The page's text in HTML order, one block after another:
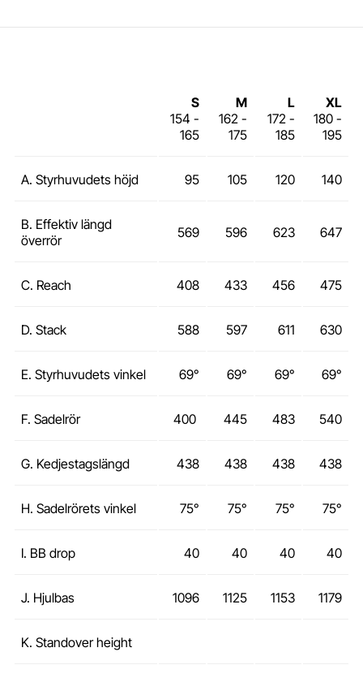
S
154 -
165
M
162 -
175
L
172 -
185
XL
180 -
195
A. Styrhuvudets höjd 95 105 120 140
B. Effektiv längd
överrör
569 596 623 647
C. Reach 408 433 456 475
D. Stack 588 597 611 630
E. Styrhuvudets vinkel 69° 69° 69° 69°
F. Sadelrör 400 445 483 540
G. Kedjestagslängd 438 438 438 438
H. Sadelrörets vinkel 75° 75° 75° 75°
I. BB drop 40 40 40 40
J. Hjulbas 1096 1125 1153 1179
K. Standover height